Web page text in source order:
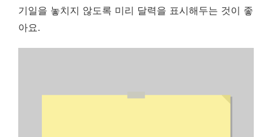
기일을 놓치지 않도록 미리 달력을 표시해두는 것이 좋
아요.